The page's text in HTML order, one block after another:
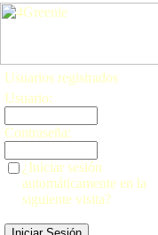
Usuarios registrados
Usuario:
Contraseña:
¿Iniciar sesión
automáticamente en la
siguiente visita?